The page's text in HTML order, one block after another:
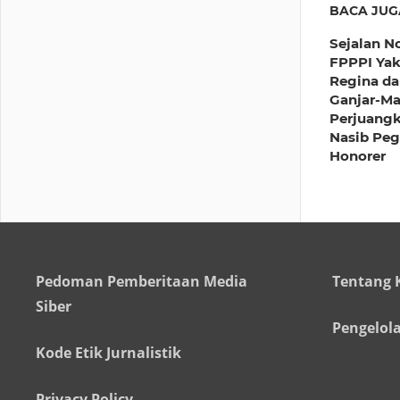
BACA
Sejalan
FPPPI
Regina
Ganjar-
Nasib
Honorer
Pedoman Pemberitaan Media
Siber
Kode Etik Jurnalistik
Tentang
Pengelola